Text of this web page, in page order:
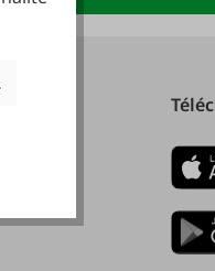
cookies fonctionnels